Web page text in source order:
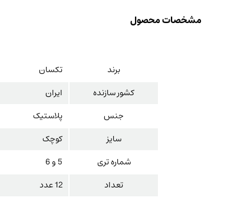
مشخصات محصول
برند
تکسان
کشور سازنده
ایران
جنس
پلاستیک
سایز
کوچک
شماره تری
5 و 6
تعداد
12 عدد